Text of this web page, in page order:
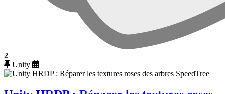
2
Unity